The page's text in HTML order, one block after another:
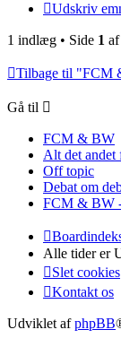
Udskriv
1 indlæg • Side 1 af
Tilbage til "FCM
Gå til
FCM & BW
Alt det andet
Off topic
Debat om
FCM & BW
Alle tider er
Slet cookies
Kontakt os
Udviklet afphpBB